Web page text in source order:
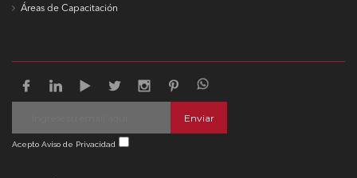
Áreas de Capacitación
Enviar
Acepto Aviso de Privacidad